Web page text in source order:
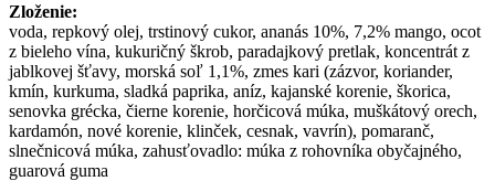
Zloženie:
voda, repkový olej, trstinový cukor, ananás 10%, 7,2% mango, ocot
z bieleho vína, kukuričný škrob, paradajkový pretlak, koncentrát z
jablkovej šťavy, morská soľ 1,1%, zmes kari (zázvor, koriander,
kmín, kurkuma, sladká paprika, aníz, kajanské korenie, škorica,
senovka grécka, čierne korenie, horčicová múka, muškátový orech,
kardamón, nové korenie, klinček, cesnak, vavrín), pomaranč,
slnečnicová múka, zahusťovadlo: múka z rohovníka obyčajného,
guarová guma